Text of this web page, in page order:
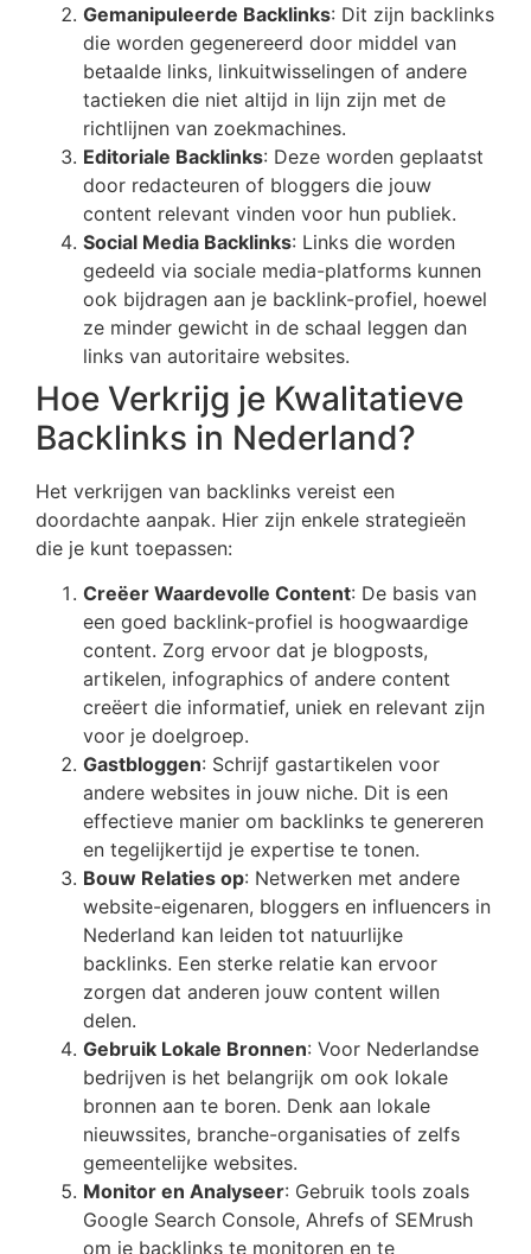
Gemanipuleerde Backlinks: Dit zijn backlinks
die worden gegenereerd door middel van
betaalde links, linkuitwisselingen of andere
tactieken die niet altijd in lijn zijn met de
richtlijnen van zoekmachines.
Editoriale Backlinks: Deze worden geplaatst
door redacteuren of bloggers die jouw
content relevant vinden voor hun publiek.
Social Media Backlinks: Links die worden
gedeeld via sociale media-platforms kunnen
ook bijdragen aan je backlink-profiel, hoewel
ze minder gewicht in de schaal leggen dan
links van autoritaire websites.
Hoe Verkrijg je Kwalitatieve
Backlinks in Nederland?
Het verkrijgen van backlinks vereist een
doordachte aanpak. Hier zijn enkele strategieën
die je kunt toepassen:
Creëer Waardevolle Content: De basis van
een goed backlink-profiel is hoogwaardige
content. Zorg ervoor dat je blogposts,
artikelen, infographics of andere content
creëert die informatief, uniek en relevant zijn
voor je doelgroep.
Gastbloggen: Schrijf gastartikelen voor
andere websites in jouw niche. Dit is een
effectieve manier om backlinks te genereren
en tegelijkertijd je expertise te tonen.
Bouw Relaties op: Netwerken met andere
website-eigenaren, bloggers en influencers in
Nederland kan leiden tot natuurlijke
backlinks. Een sterke relatie kan ervoor
zorgen dat anderen jouw content willen
delen.
Gebruik Lokale Bronnen: Voor Nederlandse
bedrijven is het belangrijk om ook lokale
bronnen aan te boren. Denk aan lokale
nieuwssites, branche-organisaties of zelfs
gemeentelijke websites.
Monitor en Analyseer: Gebruik tools zoals
Google Search Console, Ahrefs of SEMrush
om je backlinks te monitoren en te